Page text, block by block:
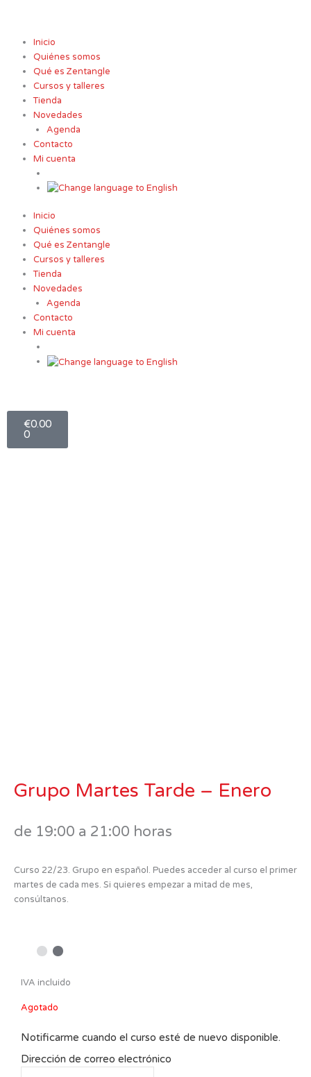
Inicio
Quiénes somos
Qué es Zentangle
Cursos y talleres
Tienda
Novedades
Agenda
Contacto
Mi cuenta
Inicio
Quiénes somos
Qué es Zentangle
Cursos y talleres
Tienda
Novedades
Agenda
Contacto
Mi cuenta
€0.00
0
Carro
Grupo Martes Tarde – Enero
de 19:00 a 21:00 horas
Curso 22/23. Grupo en español. Puedes acceder al curso el primer
martes de cada mes. Si quieres empezar a mitad de mes,
consúltanos.
IVA incluido
Agotado
Notificarme cuando el curso esté de nuevo disponible.
Dirección de correo electrónico